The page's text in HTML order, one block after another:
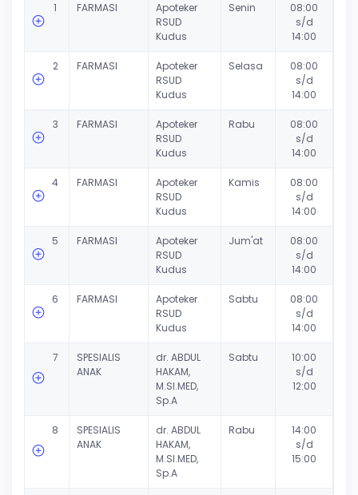
1 FARMASI
Apoteker
RSUD
Kudus
Senin
08:00
s/d
14:00
2 FARMASI
Apoteker
RSUD
Kudus
Selasa
08:00
s/d
14:00
3 FARMASI
Apoteker
RSUD
Kudus
Rabu
08:00
s/d
14:00
4 FARMASI
Apoteker
RSUD
Kudus
Kamis
08:00
s/d
14:00
5 FARMASI
Apoteker
RSUD
Kudus
Jum'at
08:00
s/d
14:00
6 FARMASI
Apoteker
RSUD
Kudus
Sabtu
08:00
s/d
14:00
7
SPESIALIS
ANAK
dr. ABDUL
HAKAM,
M.SI.MED,
Sp.A
Sabtu
10:00
s/d
12:00
8
SPESIALIS
ANAK
dr. ABDUL
HAKAM,
M.SI.MED,
Sp.A
Rabu
14:00
s/d
15:00